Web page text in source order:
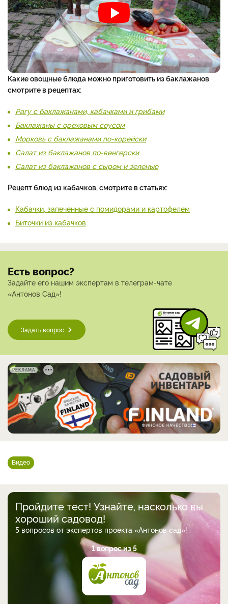
Какие овощные блюда можно приготовить из баклажанов
смотрите в рецептах:
Рагу с баклажанами, кабачками и грибами
Баклажаны с ореховым соусом
Морковь с баклажанами по-корейски
Салат из баклажанов по-венгерски
Салат из баклажанов с сыром и зеленью
Рецепт блюд из кабачков, смотрите в статьях:
Кабачки, запеченные с помидорами и картофелем
Биточки из кабачков
Есть вопрос?
Задайте его нашим экспертам в телеграм-чате
«Антонов Сад»!
Задать вопрос
РЕКЛАМА
Видео
Пройдите тест! Узнайте, насколько вы
хороший садовод!
5 вопросов от экспертов проекта «Антонов сад»!
1 вопрос из 5